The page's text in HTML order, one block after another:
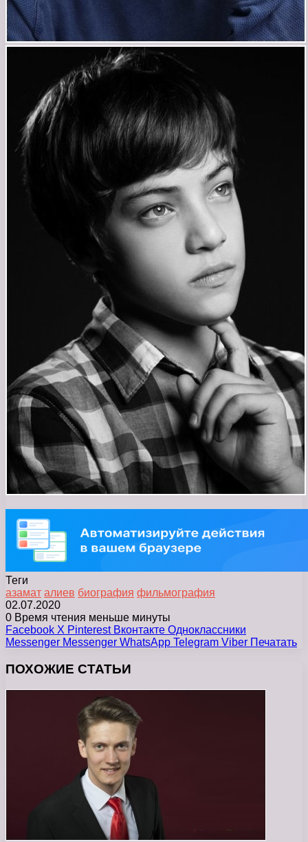
Теги
азамат алиев биография фильмография
02.07.2020
0 Время чтения меньше минуты
Facebook X Pinterest Вконтакте Одноклассники
Messenger Messenger WhatsApp Telegram Viber Печатать
ПОХОЖИЕ СТАТЬИ